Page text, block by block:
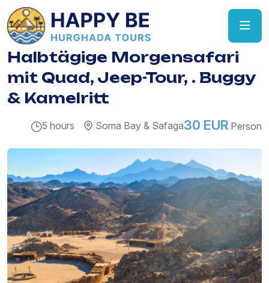
Halbtägige Morgensafari
mit Quad, Jeep-Tour, . Buggy
& Kamelritt
5 hours Soma Bay & Safaga30 EUR Person